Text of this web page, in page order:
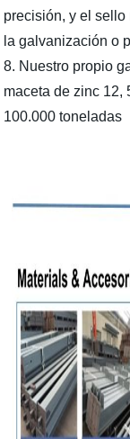
precisión, y el
la galvanización o
8. Nuestro propio
maceta de zinc 12,
100.000 toneladas